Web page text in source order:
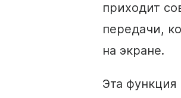
приходит
передачи,
на экране.
Эта